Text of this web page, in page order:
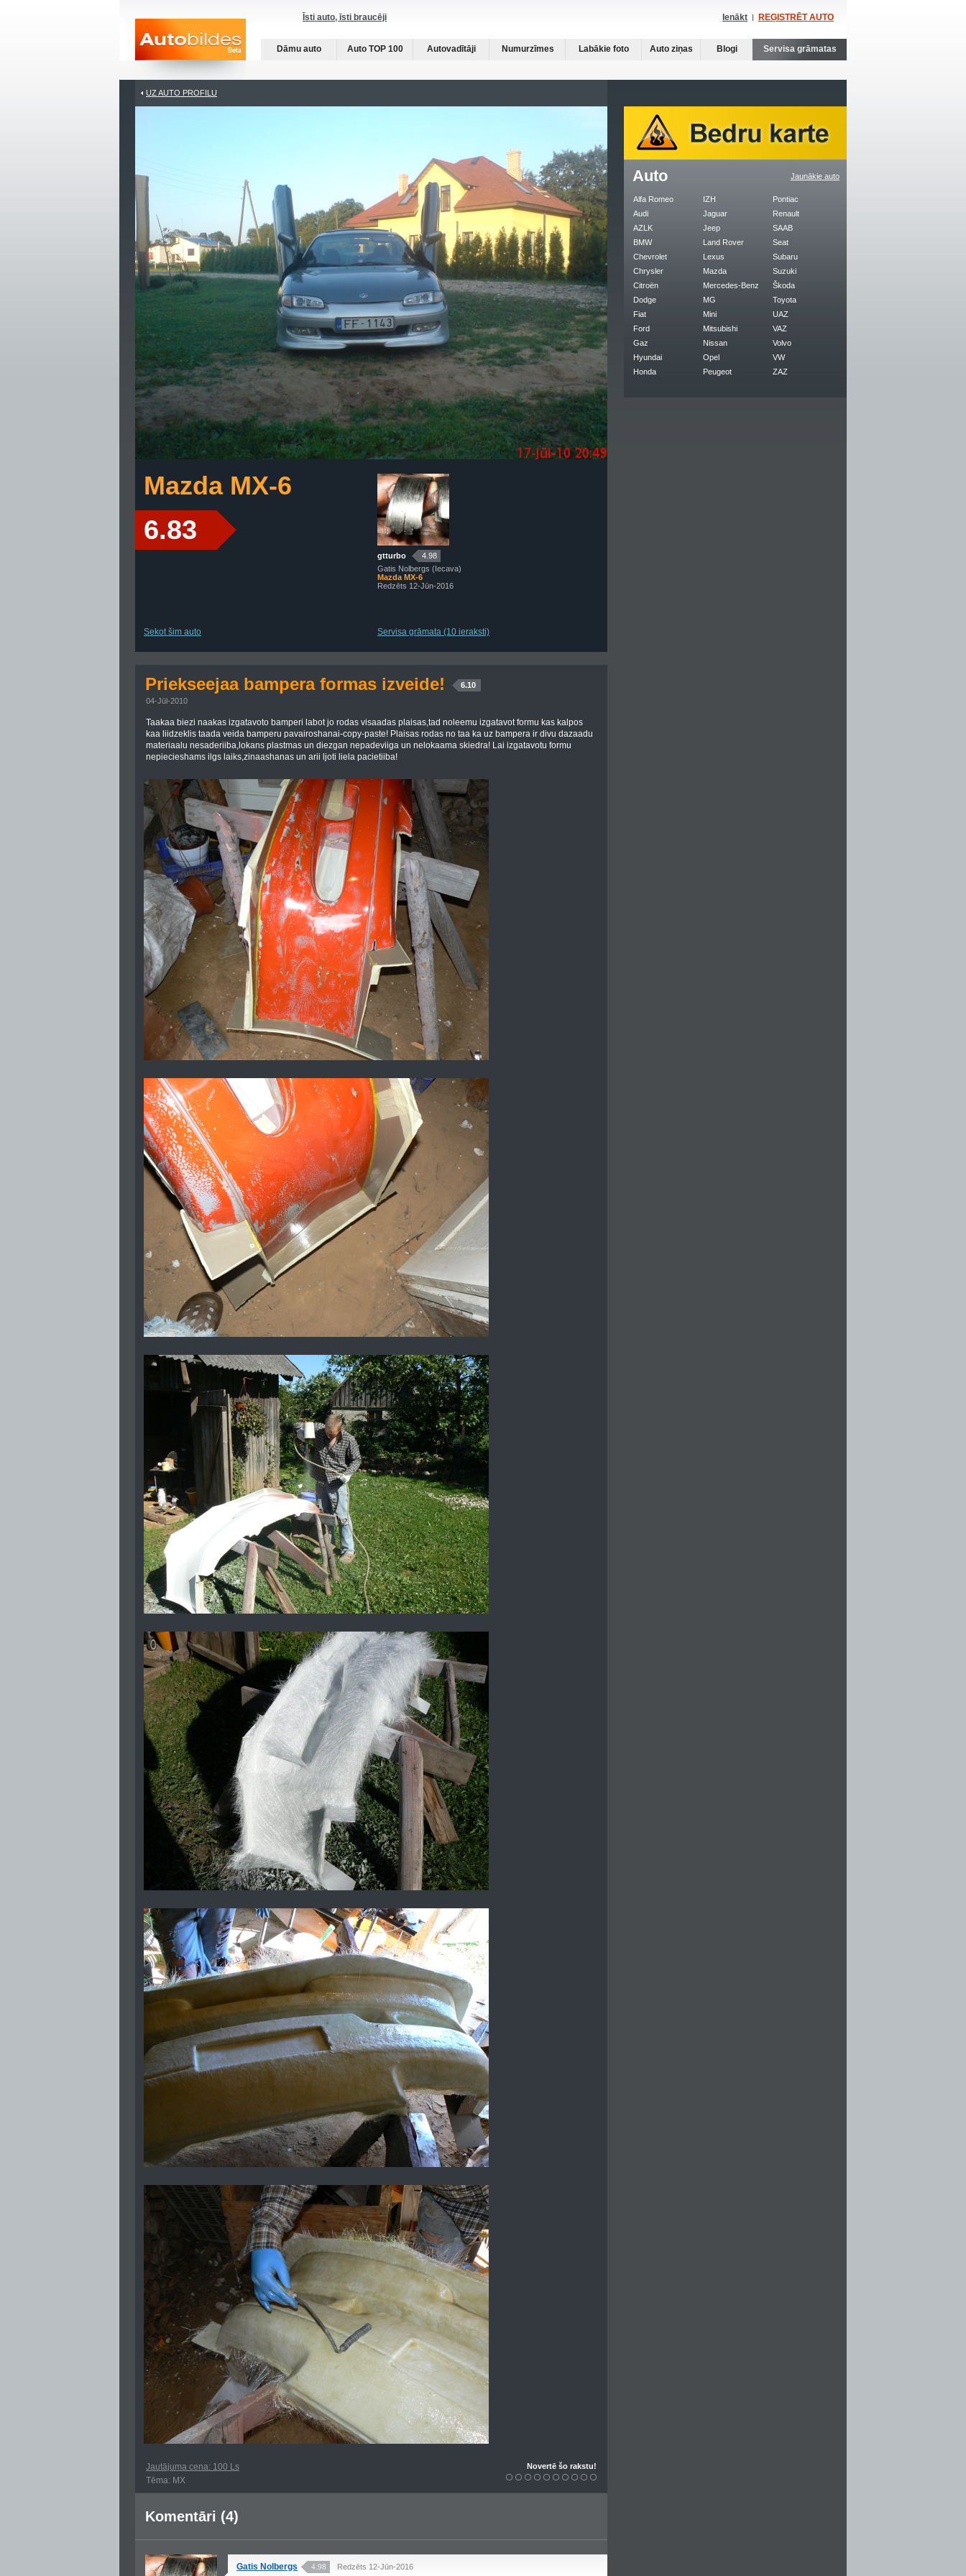
Īsti auto, īsti braucēji Ienākt REĢISTRĒT AUTO
Dāmu auto Auto TOP 100 Autovadītāji Numurzīmes Labākie foto Auto ziņas Blogi Servisa grāmatas
UZ AUTO PROFILU
Mazda MX-6
6.83
Sekot šim auto
gtturbo
4.98
Gatis Nolbergs (Iecava)
Mazda MX-6
Redzēts 12-Jūn-2016
Servisa grāmata (10 ieraksti)
Priekseejaa bampera formas izveide!
6.10
04-Jūl-2010
Taakaa biezi naakas izgatavoto bamperi labot jo rodas visaadas plaisas,tad noleemu izgatavot formu kas kalpos
kaa liidzeklis taada veida bamperu pavairoshanai-copy-paste! Plaisas rodas no taa ka uz bampera ir divu dazaadu
materiaalu nesaderiiba,lokans plastmas un diezgan nepadeviiga un nelokaama skiedra! Lai izgatavotu formu
nepiecieshams ilgs laiks,zinaashanas un arii ljoti liela pacietiiba!
Jautājuma cena: 100 Ls
Tēma: MX
Novertē šo rakstu!
Komentāri (4)
Gatis Nolbergs 4.98 Redzēts 12-Jūn-2016
Jaunākie auto
Auto
Alfa Romeo
Audi
AZLK
BMW
Chevrolet
Chrysler
Citroën
Dodge
Fiat
Ford
Gaz
Hyundai
Honda
IZH
Jaguar
Jeep
Land Rover
Lexus
Mazda
Mercedes-Benz
MG
Mini
Mitsubishi
Nissan
Opel
Peugeot
Pontiac
Renault
SAAB
Seat
Subaru
Suzuki
Škoda
Toyota
UAZ
VAZ
Volvo
VW
ZAZ